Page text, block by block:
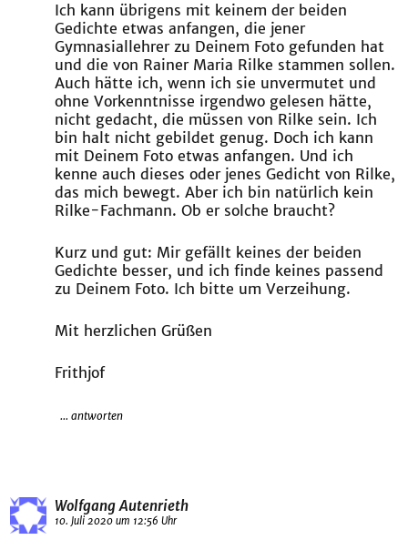
Ich kann übrigens mit keinem der beiden
Gedichte etwas anfangen, die jener
Gymnasiallehrer zu Deinem Foto gefunden hat
und die von Rainer Maria Rilke stammen sollen.
Auch hätte ich, wenn ich sie unvermutet und
ohne Vorkenntnisse irgendwo gelesen hätte,
nicht gedacht, die müssen von Rilke sein. Ich
bin halt nicht gebildet genug. Doch ich kann
mit Deinem Foto etwas anfangen. Und ich
kenne auch dieses oder jenes Gedicht von Rilke,
das mich bewegt. Aber ich bin natürlich kein
Rilke-Fachmann. Ob er solche braucht?
Kurz und gut: Mir gefällt keines der beiden
Gedichte besser, und ich finde keines passend
zu Deinem Foto. Ich bitte um Verzeihung.
Mit herzlichen Grüßen
Frithjof
... antworten
Wolfgang Autenrieth
10. Juli 2020 um 12:56 Uhr